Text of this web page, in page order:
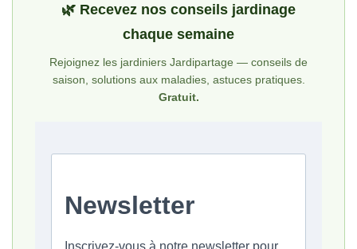
🌿 Recevez nos conseils jardinage
chaque semaine
Rejoignez les jardiniers Jardipartage — conseils de
saison, solutions aux maladies, astuces pratiques.
Gratuit.